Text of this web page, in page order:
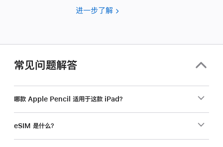
进一步了解 要
的
选
购
常见问题解答
哪款 Apple Pencil 适用于这款 iPad？
eSIM 是什么？